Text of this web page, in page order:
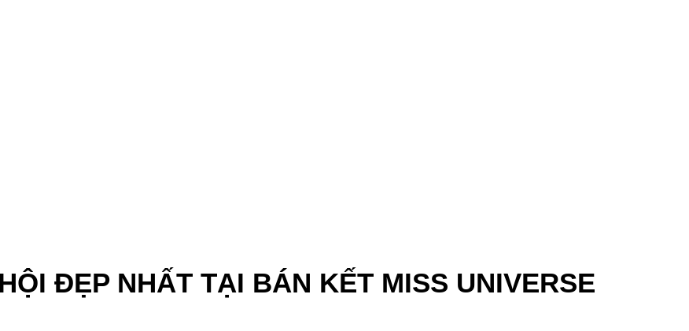
ĐẸP NHẤT TẠI BÁN KẾT MISS UNIVERSE